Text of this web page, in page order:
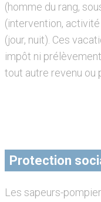
(homme du rang,
(intervention,
(jour, nuit). Ces
impôt ni
tout autre revenu ou
Protection
Les sapeurs-